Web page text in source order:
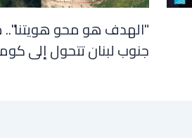
"الهدف هو محو هويتنا"..
جنوب لبنان تتحول إلى